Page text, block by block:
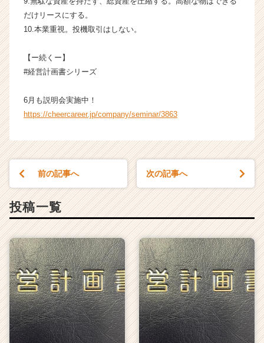
だけリースにする。
10.本業重視。投機取引はしない。
【ー続くー】
#経営計画書シリーズ
6月も説明会実施中！
https://cheercareer.jp/company/seminar/3863
前の記事へ 次の記事へ
投稿一覧